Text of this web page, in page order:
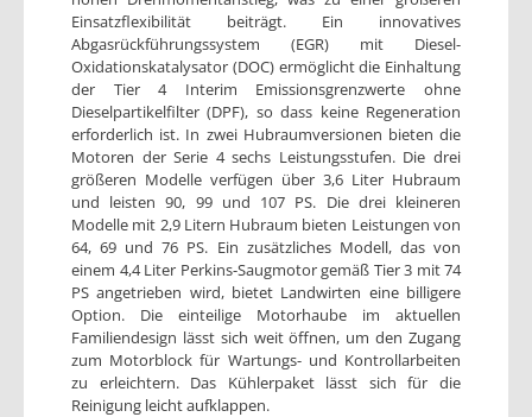
Einsatzflexibilität beiträgt. Ein innovatives
Abgasrückführungssystem (EGR) mit Diesel-
Oxidationskatalysator (DOC) ermöglicht die Einhaltung
der Tier 4 Interim Emissionsgrenzwerte ohne
Dieselpartikelfilter (DPF), so dass keine Regeneration
erforderlich ist. In zwei Hubraumversionen bieten die
Motoren der Serie 4 sechs Leistungsstufen. Die drei
größeren Modelle verfügen über 3,6 Liter Hubraum
und leisten 90, 99 und 107 PS. Die drei kleineren
Modelle mit 2,9 Litern Hubraum bieten Leistungen von
64, 69 und 76 PS. Ein zusätzliches Modell, das von
einem 4,4 Liter Perkins-Saugmotor gemäß Tier 3 mit 74
PS angetrieben wird, bietet Landwirten eine billigere
Option. Die einteilige Motorhaube im aktuellen
Familiendesign lässt sich weit öffnen, um den Zugang
zum Motorblock für Wartungs- und Kontrollarbeiten
zu erleichtern. Das Kühlerpaket lässt sich für die
Reinigung leicht aufklappen.